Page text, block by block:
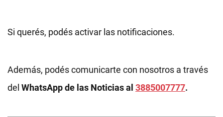
Si querés, podés activar las notificaciones.
Además, podés comunicarte con nosotros a través
del WhatsApp de las Noticias al 3885007777.